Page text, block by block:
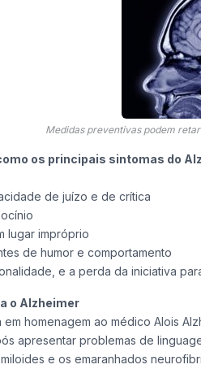
Medidas preventivas podem
os principais sintomas do
de juízo e de crítica
lugar impróprio
de humor e comportamento
e a perda da iniciativa
o Alzheimer
homenagem ao médico Alois
apresentar problemas de
e os emaranhados